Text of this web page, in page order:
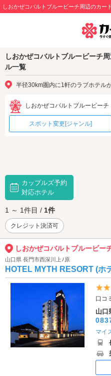
しおかぜコバルトブルービーチ周辺のカー
しおかぜコバルトブルービーチ
ル一覧
半径30km圏内に1軒のラブホテル
しおかぜコバルトブルービーチ
スポット変更[ジャンル]
カップルズ予約
対応ホテル
1 ～ 1件目 / 1件
クレジット決済可
しおかぜコバルトブルービー
山口県 長門市西深川上ﾉ原
HOTEL MYTH RESORT (ホ
口コ
山口
マイ